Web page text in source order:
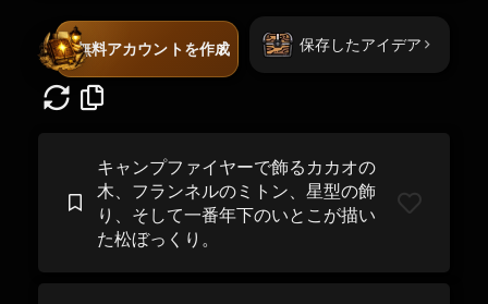
無料アカウントを作成 保存したアイデア
キャンプファイヤーで飾るカカオの
木、フランネルのミトン、星型の飾
り、そして一番年下のいとこが描い
た松ぼっくり。